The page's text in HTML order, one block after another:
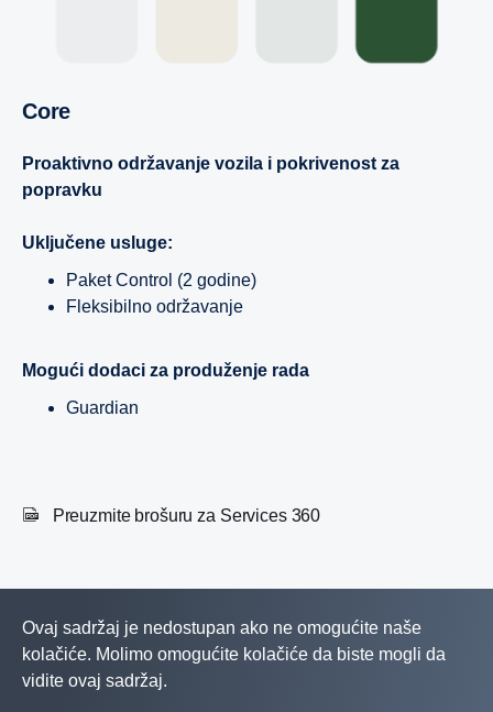
Core
Proaktivno održavanje vozila i pokrivenost za
popravku
Uključene usluge:
Paket Control (2 godine)
Fleksibilno održavanje
Mogući dodaci za produženje rada
Guardian
Preuzmite brošuru za Services 360
Ovaj sadržaj je nedostupan ako ne omogućite naše
kolačiće. Molimo omogućite kolačiće da biste mogli da
vidite ovaj sadržaj.